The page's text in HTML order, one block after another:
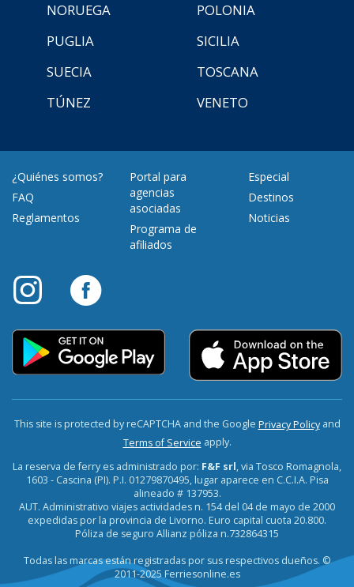
NORUEGA
POLONIA
PUGLIA
SICILIA
SUECIA
TOSCANA
TÚNEZ
VENETO
¿Quiénes somos?
FAQ
Reglamentos
Portal para
agencias
asociadas
Programa de
afiliados
Especial
Destinos
Noticias
This site is protected by reCAPTCHA and the Google Privacy Policyand
Terms of Service apply.
La reserva de ferry es administrado por: F&F srl, via Tosco Romagnola,
1603 - Cascina (PI). P.I. 01279870495, lugar aparece en C.C.I.A. Pisa
alineado # 137953.
AUT. Administrativo viajes actividades n. 154 del 04 de mayo de 2000
expedidas por la provincia de Livorno. Euro capital cuota 20.800.
Póliza de seguro Allianz póliza n.732864315
Todas las marcas están registradas por sus respectivos dueños. ©
2011-2025 Ferriesonline.es